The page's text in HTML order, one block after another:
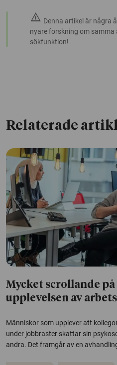
warning Denna artikel är några
nyare forskning om
sökfunktion!
Relaterade
Mycket scrollande
upplevelsen av
Människor som upplever att
under jobbraster skattar sin
andra. Det framgår av en